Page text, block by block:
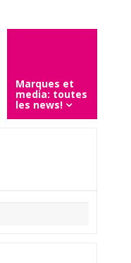
Marques et
media: toutes
les news!